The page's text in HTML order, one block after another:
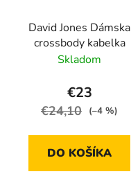
David Jones Dámska
crossbody kabelka
Skladom
€23
€24,10 (–4 %)
DO KOŠÍKA